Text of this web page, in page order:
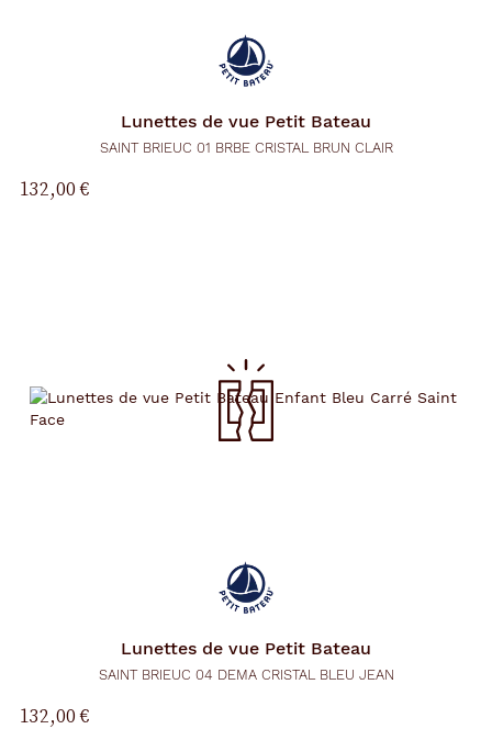
Lunettes de vue Petit Bateau
SAINT BRIEUC 01 BRBE CRISTAL BRUN CLAIR
132,00 €
Lunettes de vue Petit Bateau
SAINT BRIEUC 04 DEMA CRISTAL BLEU JEAN
132,00 €